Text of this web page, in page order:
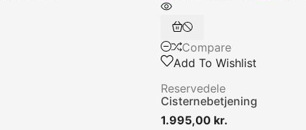
Compare
Add To Wishlist
Reservedele
Cisternebetjening
1.995,00 kr.Pris